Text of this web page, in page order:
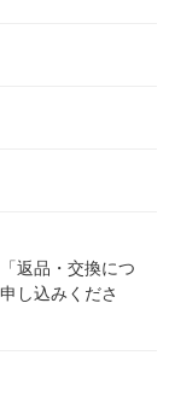
返品・交換につ
し込みくださ